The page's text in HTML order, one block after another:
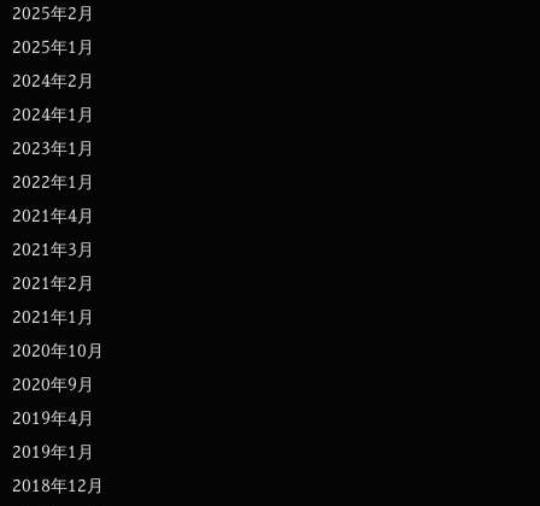
2025年2月
2025年1月
2024年2月
2024年1月
2023年1月
2022年1月
2021年4月
2021年3月
2021年2月
2021年1月
2020年10月
2020年9月
2019年4月
2019年1月
2018年12月